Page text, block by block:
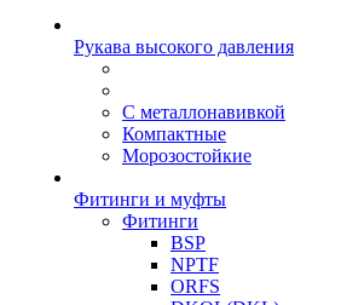
Рукава высокого давления
С металлонавивкой
Компактные
Морозостойкие
Фитинги и муфты
Фитинги
BSP
NPTF
ORFS